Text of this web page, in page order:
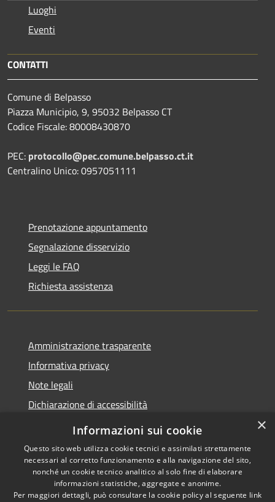
Luoghi
Eventi
CONTATTI
Comune di Belpasso
Piazza Municipio, 9, 95032 Belpasso CT
Codice Fiscale: 80008430870
PEC: protocollo@pec.comune.belpasso.ct.it
Centralino Unico: 0957051111
Prenotazione appuntamento
Segnalazione disservizio
Leggi le FAQ
Richiesta assistenza
Amministrazione trasparente
Informativa privacy
Note legali
Dichiarazione di accessibilità
RSS
Accessibilità
Privacy
Copyright © 2026 • Comune di
Belpasso • Powered by
Municipium•Accesso
×
Informazioni sui cookie
Questo sito web utilizza cookie tecnici e assimilati strettamente
necessari al corretto funzionamento e alla navigazione del sito,
nonché un cookie tecnico analitico al solo fine di elaborare
informazioni statistiche, aggregate e anonime.
Per maggiori dettagli, può consultare la cookie policy al seguente link